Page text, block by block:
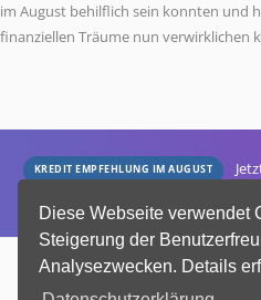
Diese Webseite verwendet
Steigerung der
Analysezwecken. Details
im August behilflich sein konnten und
finanziellen Träume nun verwirklichen
KREDIT EMPFEHLUNG IM AUGUST
08 / 2026 ©fit-for-future.at | Alle